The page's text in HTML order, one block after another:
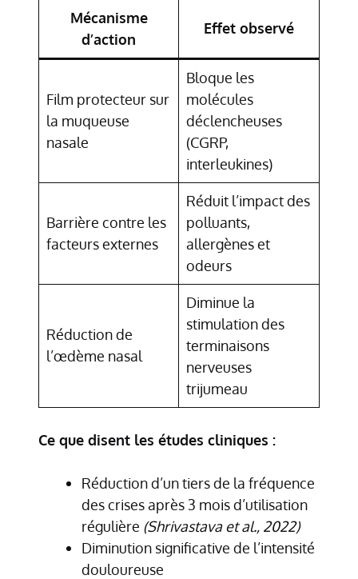
Mécanisme
d’action
Effet observé
Film protecteur sur
la muqueuse
nasale
Bloque les
molécules
déclencheuses
(CGRP,
interleukines)
Barrière contre les
facteurs externes
Réduit l’impact des
polluants,
allergènes et
odeurs
Réduction de
l’œdème nasal
Diminue la
stimulation des
terminaisons
nerveuses
trijumeau
Ce que disent les études cliniques :
Réduction d’un tiers de la fréquence
des crises après 3 mois d’utilisation
régulière (Shrivastava et al., 2022)
Diminution significative de l’intensité
douloureuse